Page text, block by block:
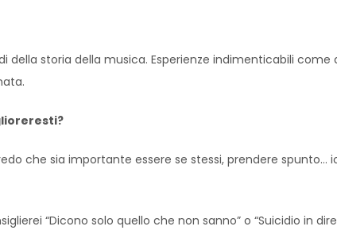
storia della musica. Esperienze indimenticabili come
che sia importante essere se stessi, prendere spunto…
“Dicono solo quello che non sanno” o “Suicidio in